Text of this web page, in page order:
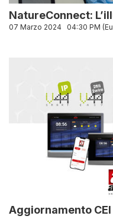
NatureConnect:
07 Marzo 2024 04:30 PM
Aggiornamento